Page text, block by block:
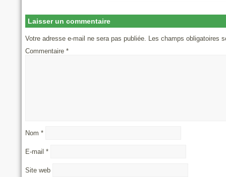
Laisser un commentaire
Votre adresse e-mail ne sera pas publiée. Les champs obligatoires
Commentaire *
Nom *
E-mail *
Site web